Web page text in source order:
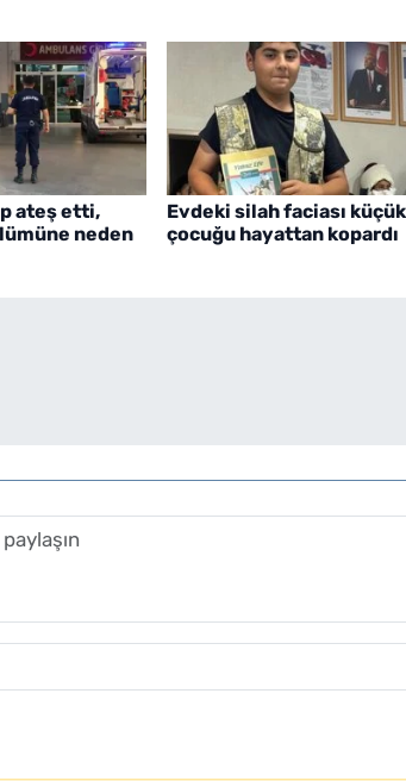
ateş etti,
neden
Evdeki silah faciası küçük
çocuğu hayattan kopardı